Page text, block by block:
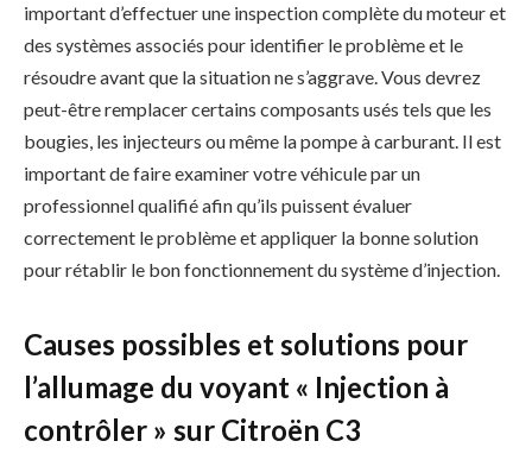
important d’effectuer une inspection complète du moteur et
des systèmes associés pour identifier le problème et le
résoudre avant que la situation ne s’aggrave. Vous devrez
peut-être remplacer certains composants usés tels que les
bougies, les injecteurs ou même la pompe à carburant. Il est
important de faire examiner votre véhicule par un
professionnel qualifié afin qu’ils puissent évaluer
correctement le problème et appliquer la bonne solution
pour rétablir le bon fonctionnement du système d’injection.
Causes possibles et solutions pour
l’allumage du voyant « Injection à
contrôler » sur Citroën C3